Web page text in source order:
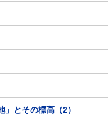
とその標高（2）